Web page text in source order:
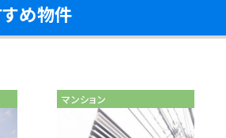
すめ物件
マンション